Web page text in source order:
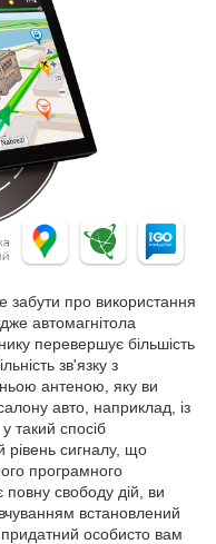
про використання
автомагнітола
перевершує більшість
зв'язку з
антеною, яку ви
авто, наприклад, із
такий спосіб
рівень сигналу, що
програмного
свободу дій, ви
встановлений
придатний особисто вам